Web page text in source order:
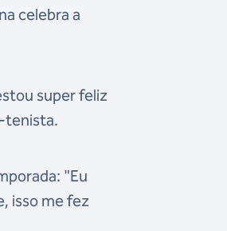
celebra a
super feliz
tenista.
"Eu
isso me fez